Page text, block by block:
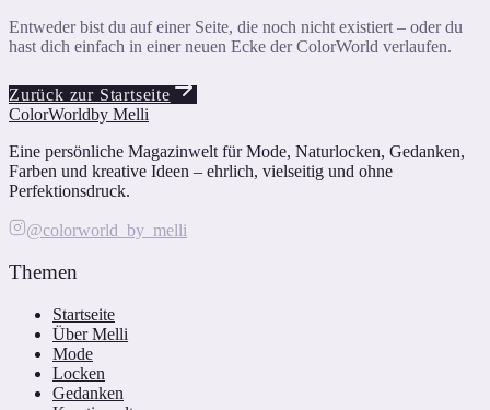
Entweder bist du auf einer Seite, die noch nicht existiert – oder du
hast dich einfach in einer neuen Ecke der ColorWorld verlaufen.
Zurück zur Startseite
ColorWorldby Melli
Eine persönliche Magazinwelt für Mode, Naturlocken, Gedanken,
Farben und kreative Ideen – ehrlich, vielseitig und ohne
Perfektionsdruck.
@colorworld_by_melli
Themen
Startseite
Über Melli
Mode
Locken
Gedanken